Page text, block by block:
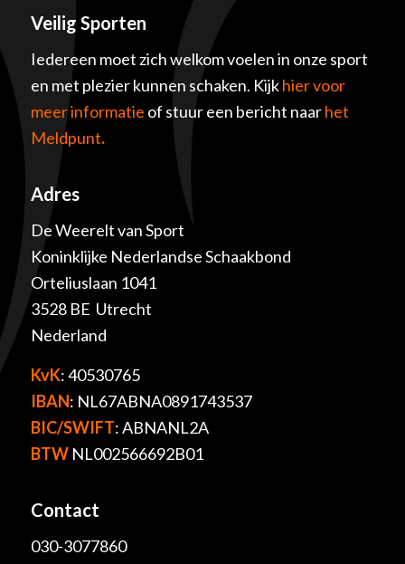
Veilig Sporten
Iedereen moet zich welkom voelen in onze sport
en met plezier kunnen schaken. Kijkhier voor
meer informatie of stuur een bericht naarhet
Meldpunt.
Adres
De Weerelt van Sport
Koninklijke Nederlandse Schaakbond
Orteliuslaan 1041
3528 BE Utrecht
Nederland
KvK: 40530765
IBAN: NL67ABNA0891743537
BIC/SWIFT: ABNANL2A
BTWNL002566692B01
Contact
030-3077860